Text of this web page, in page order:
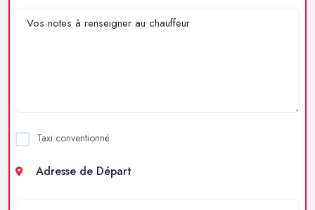
Taxi conventionné
Adresse de Départ